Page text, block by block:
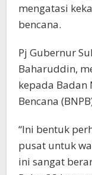
mengatasi
bencana.
Pj Gubernur
Baharuddin,
kepada Badan
Bencana
“Ini bentuk
pusat untuk
ini sangat